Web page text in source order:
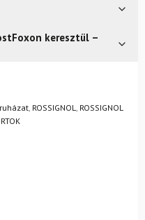
keresztül –
gond – a terméket
belül, indoklás nélkül.
ROSSIGNOL
ROSSIGNOL